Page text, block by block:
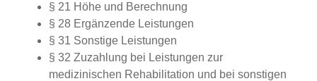
§ 21 Höhe und Berechnung
§ 28 Ergänzende Leistungen
§ 31 Sonstige Leistungen
§ 32 Zuzahlung bei Leistungen zur
medizinischen Rehabilitation und bei sonstigen